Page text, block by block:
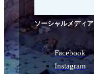
ソーシャルメディア
Facebook
Instagram